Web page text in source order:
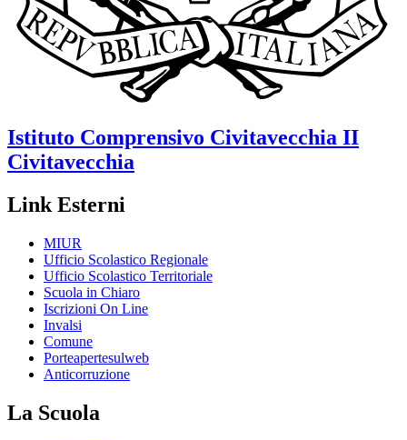
Istituto Comprensivo Civitavecchia II
Civitavecchia
Link Esterni
MIUR
Ufficio Scolastico Regionale
Ufficio Scolastico Territoriale
Scuola in Chiaro
Iscrizioni On Line
Invalsi
Comune
Porteapertesulweb
Anticorruzione
La Scuola